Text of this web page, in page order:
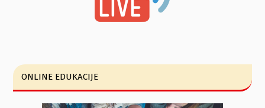
ONLINE EDUKACIJE